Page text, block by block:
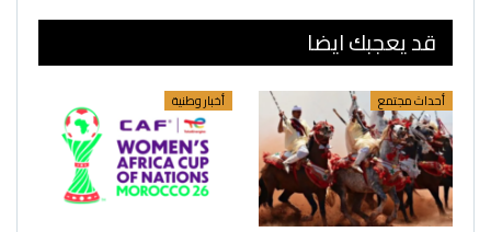
قد يعجبك ايضا
أحداث مجتمع أخبار وطنية